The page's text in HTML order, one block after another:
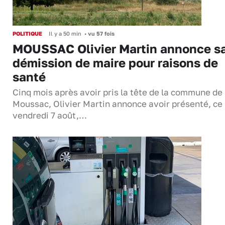
POLITIQUE Il y a 50 min • vu 57 fois
MOUSSAC Olivier Martin annonce
démission de maire pour raisons de
santé
Cinq mois après avoir pris la tête de la commune de
Moussac, Olivier Martin annonce avoir présenté, ce
vendredi 7 août,…